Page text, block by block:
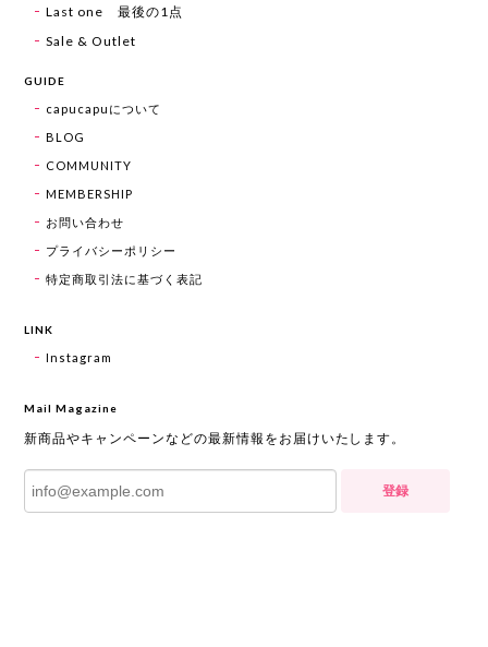
Last one 最後の1点
Sale & Outlet
GUIDE
capucapuについて
BLOG
COMMUNITY
MEMBERSHIP
お問い合わせ
プライバシーポリシー
特定商取引法に基づく表記
LINK
Instagram
Mail Magazine
新商品やキャンペーンなどの最新情報をお届けいたします。
登録